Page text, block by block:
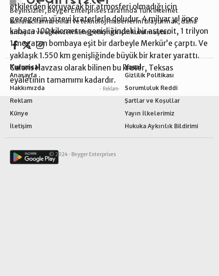
etkilerden koruyacak bir atmosferi olmadığı için
gezegenin yüzeyi kraterlerle doludur. 4 milyar yıl önce
kabaca 100 kilometre genişliğindeki bir asteroit, 1 trilyon
1 megaton bombaya eşit bir darbeyle Merkür’e çarptı. Ve
yaklaşık 1.550 km genişliğinde büyük bir krater yarattı.
Caloris Havzası olarak bilinen bu krater, Teksas
eyaletinin tamamımı kadardır.
- Reklam-
Beyinsizler, Beyger Enterprises tarafında Türk internet
kullanıcılarına bilim ve teknoloji haberlerini ulaştırmak, daha
anlaşılır ve eğlenceli hale getirmek için kurulmuştur.
Kurumsal
Anasayfa
Hakkımızda
Reklam
Künye
İletişim
Yasal
Gizlilik Politikası
Sorumluluk Reddi
Şartlar ve Koşullar
Yayın İlkelerimiz
Hukuka Aykırılık Bildirimi
© 2024 · Beyger Enterprises